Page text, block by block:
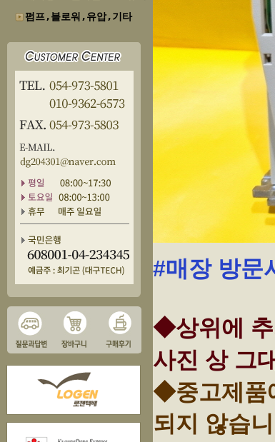
펌프,블로워,유압,기타
#매장 방문
◆상위에 추
사진 상 그
◆중고제품
되지 않습